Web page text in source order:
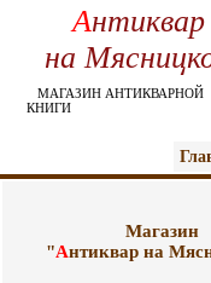
Антиквар
на
МАГАЗИН АНТИКВАРНОЙ
КНИГИ
Магазин
"Антиквар на